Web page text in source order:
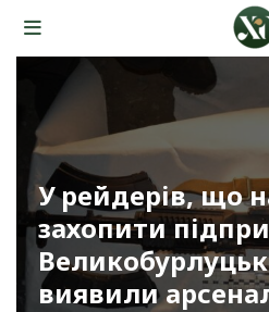
У рейдерів, що
захопити
виявили